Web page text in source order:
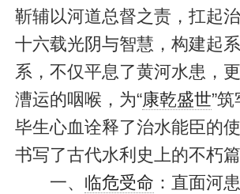
靳辅以河道总督之责，扛起
十六载光阴与智慧，构建起
系，不仅平息了黄河水患，
漕运的咽喉，为“康乾盛世”
毕生心血诠释了治水能臣的
书写了古代水利史上的不朽篇
一、 临危受命 ：直面河